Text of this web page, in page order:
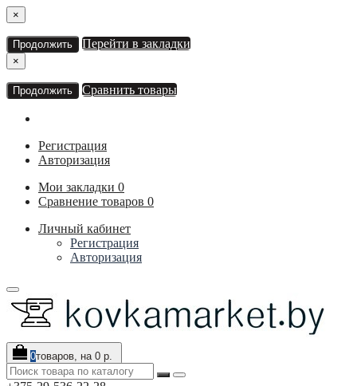
×
Продолжить Перейти в закладки
×
Продолжить Сравнить товары
Регистрация
Авторизация
Мои закладки 0
Сравнение товаров 0
Личный кабинет
Регистрация
Авторизация
0товаров, на 0 р.